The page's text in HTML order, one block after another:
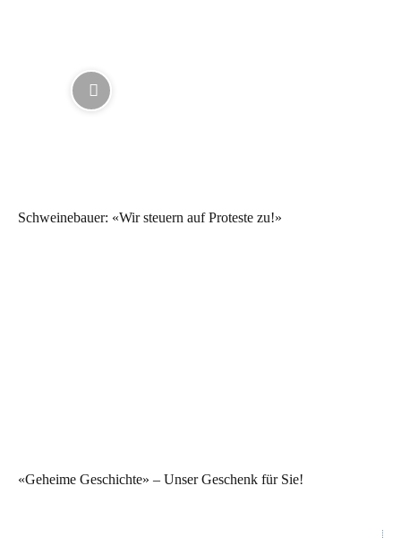
Schweinebauer: «Wir steuern auf Proteste zu!»
«Geheime Geschichte» – Unser Geschenk für Sie!